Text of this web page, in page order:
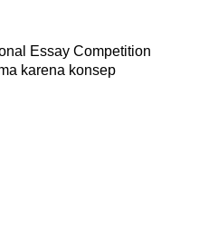
Essay Competition
karena konsep